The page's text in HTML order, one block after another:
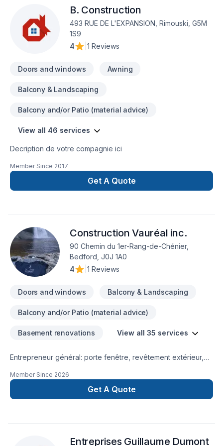
B. Construction
493 RUE DE L'EXPANSION, Rimouski, G5M
1S9
4
1 Reviews
Doors and windows Awning
Balcony & Landscaping
Balcony and/or Patio (material advice)
View all 46 services
Decription de votre compagnie ici
Member Since 2017
Get A Quote
Construction Vauréal inc.
90 Chemin du 1er-Rang-de-Chénier,
Bedford, J0J 1A0
4
1 Reviews
Doors and windows Balcony & Landscaping
Balcony and/or Patio (material advice)
Basement renovations View all 35 services
Entrepreneur général: porte fenêtre, revêtement extérieur,
excavation, Béton
Member Since 2026
Get A Quote
Entreprises Guillaume Dumont